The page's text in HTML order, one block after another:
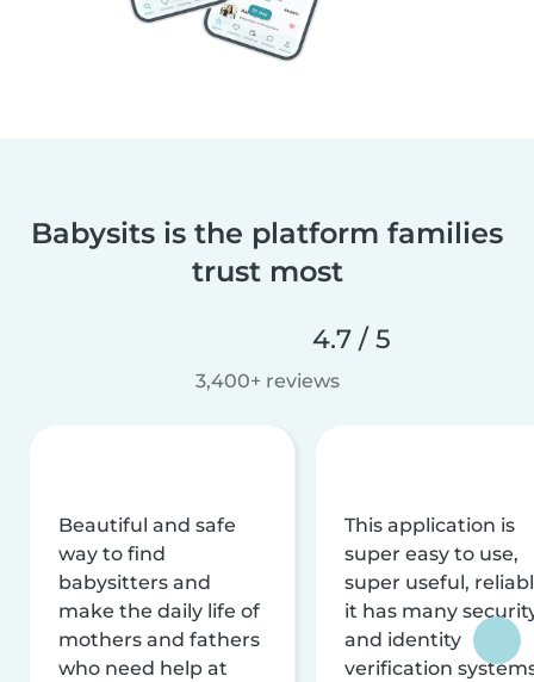
Babysits is the platform families
trust most
4.7 / 5
3,400+ reviews
Beautiful and safe
way to find
babysitters and
make the daily life of
mothers and fathers
who need help at
This application is
super easy to use,
super useful,
it has many
and identity
verification